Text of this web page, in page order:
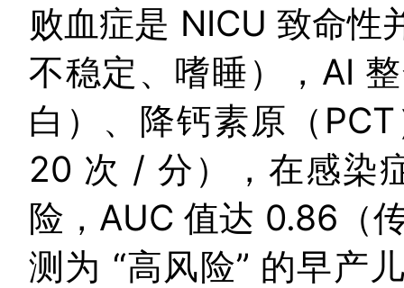
败血症是 NICU 致命性
不稳定、嗜睡），AI
白）、降钙素原（
20 次 / 分），在感染
险，AUC 值达 0.86（
测为 “高风险” 的早产